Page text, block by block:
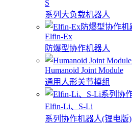
S
系列大负载机器人
Elfin-Ex
防爆型协作机器人
Humanoid Joint Module
通用人形关节模组
Elfin-Li、S-Li
系列协作机器人(锂电版)